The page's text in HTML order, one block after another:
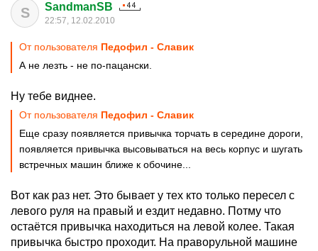
S SandmanSB
22:57, 12.02.2010
От пользователя Педофил - Славик
А не лезть - не по-пацански.
Ну тебе виднее.
От пользователя Педофил - Славик
Еще сразу появляется привычка торчать в середине дороги,
появляется привычка высовываться на весь корпус и шугать
встречных машин ближе к обочине...
Вот как раз нет. Это бывает у тех кто только пересел с
левого руля на правый и ездит недавно. Потму что
остаётся привычка находиться на левой колее. Такая
привычка быстро проходит. На праворульной машине